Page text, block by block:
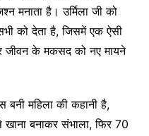
मनाता है। उर्मिला जी को
को देता है, जिसमें एक ऐसी
जीवन के मकसद को नए मायने
बनी महिला की कहानी है,
खाना बनाकर संभाला, फिर 70